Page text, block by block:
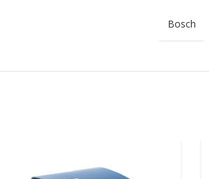
Bosch